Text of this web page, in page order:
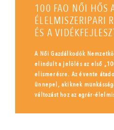
100 FAO NŐI HŐS
ÉLELMISZERIPARI
ÉS A
A Női Gazdálkodók
elindult a jelölés az első
elismerésre. Az évente
ünnepel, akiknek
változást hoz az agrár-